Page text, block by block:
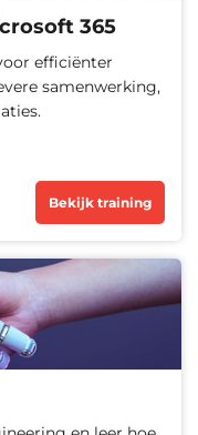
365
efficiënter
samenwerking,
Bekijk training